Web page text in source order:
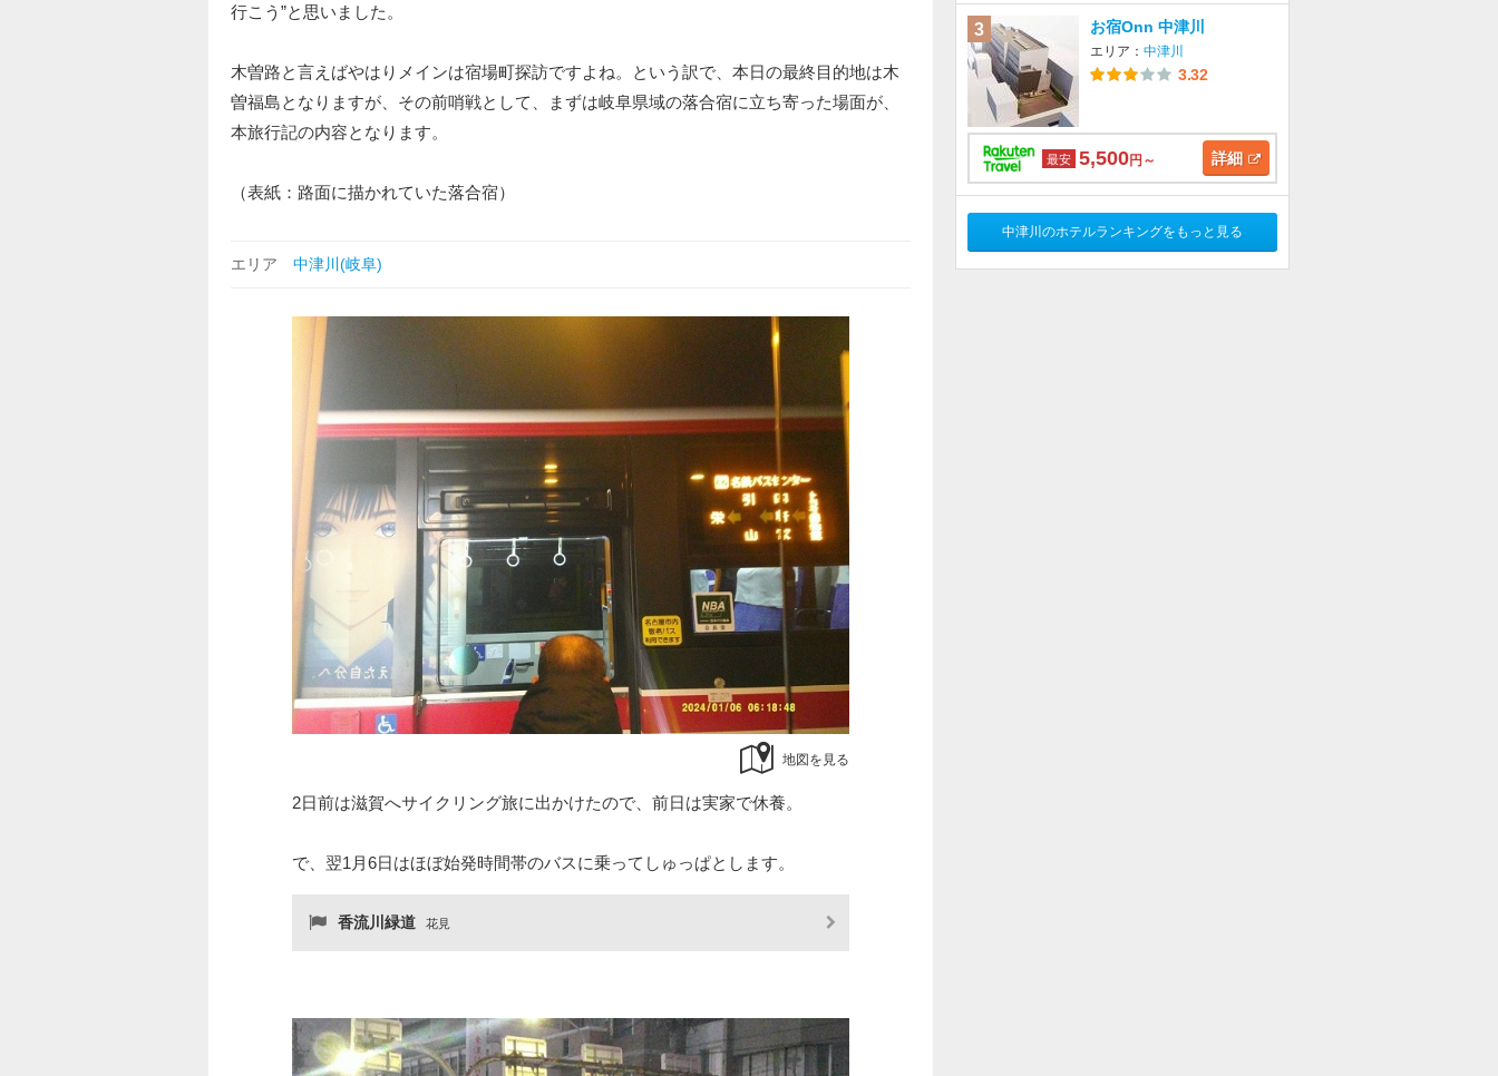
行こう”と思いました。
木曽路と言えばやはりメインは宿場町探訪ですよね。という訳で、本日の最終目的地は木
曽福島となりますが、その前哨戦として、まずは岐阜県域の落合宿に立ち寄った場面が、
本旅行記の内容となります。
（表紙：路面に描かれていた落合宿）
エリア 中津川(岐阜)
地図を見る
2日前は滋賀へサイクリング旅に出かけたので、前日は実家で休養。
で、翌1月6日はほぼ始発時間帯のバスに乗ってしゅっぱとします。
香流川緑道 花見
3 お宿Onn 中津川
エリア： 中津川
3.32
最安 5,500円～ 詳細
中津川のホテルランキングをもっと見る